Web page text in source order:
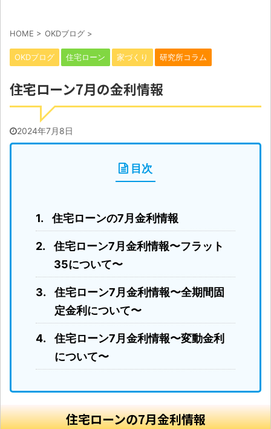
HOME > OKDブログ >
OKDブログ 住宅ローン 家づくり 研究所コラム
住宅ローン7月の金利情報
2024年7月8日
目次
住宅ローンの7月金利情報
住宅ローン7月金利情報〜フラット
35について〜
住宅ローン7月金利情報〜全期間固
定金利について〜
住宅ローン7月金利情報〜変動金利
について〜
住宅ローンの7月金利情報